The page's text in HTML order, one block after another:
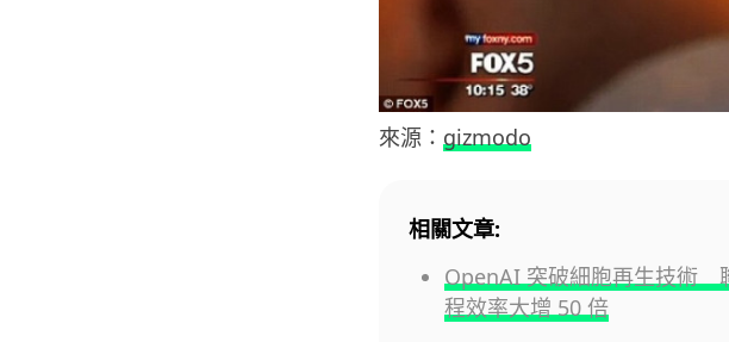
來源： gizmodo
相關文章:
OpenAI 突破細胞再生技術
程效率大增 50 倍